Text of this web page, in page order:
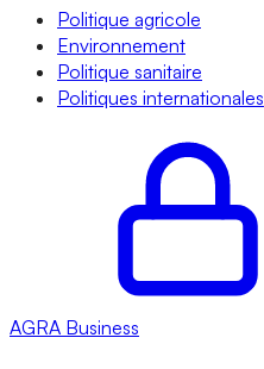
Politique agricole
Environnement
Politique sanitaire
Politiques internationales
AGRA Business